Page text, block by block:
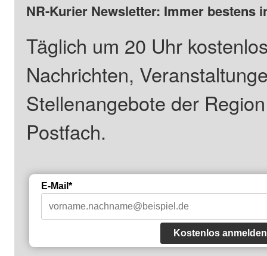
NR-Kurier Newsletter: Immer bestens
Täglich um 20 Uhr
Nachrichten,
Stellenangebote der
Postfach.
E-Mail*
Kostenlos anmelden